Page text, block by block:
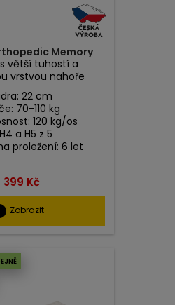
Memory
větší tuhostí a
vrstvou nahoře
22 cm
70-110 kg
120 kg/os
a H5 z 5
proležení: 6 let
399 Kč
Zobrazit